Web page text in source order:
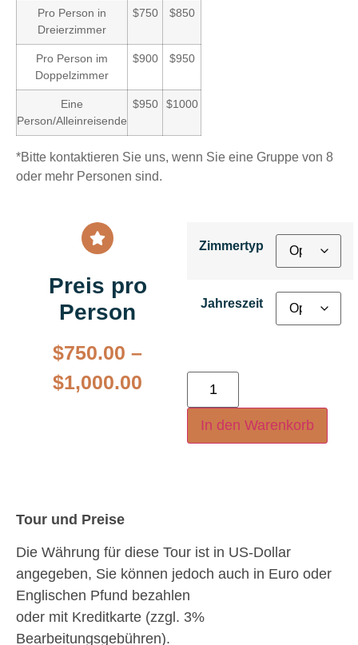
Pro Person in
Dreierzimmer
$750 $850
Pro Person im
Doppelzimmer
$900 $950
Eine
Person/Alleinreisende
$950 $1000
*Bitte kontaktieren Sie uns, wenn Sie eine Gruppe von 8
oder mehr Personen sind.
Preis pro
Person
$750.00 –
$1,000.00
Zimmertyp
Jahreszeit
In den Warenkorb
Tour und Preise
Die Währung für diese Tour ist in US-Dollar
angegeben, Sie können jedoch auch in Euro oder
Englischen Pfund bezahlen
oder mit Kreditkarte (zzgl. 3%
Bearbeitungsgebühren).